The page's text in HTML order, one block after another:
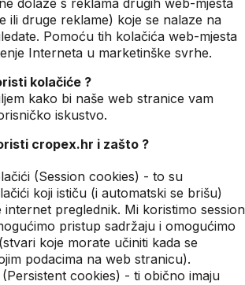
dolaze s reklama drugih web-mjesta
ili druge reklame) koje se nalaze na
Pomoću tih kolačića web-mjesta
Interneta u marketinške svrhe.
kolačiće ?
kako bi naše web stranice vam
iskustvo.
cropex.hr i zašto ?
(Session cookies) - to su
koji ističu (i automatski se brišu)
internet preglednik. Mi koristimo session
pristup sadržaju i omogućimo
koje morate učiniti kada se
podacima na web stranicu).
cookies) - ti obično imaju